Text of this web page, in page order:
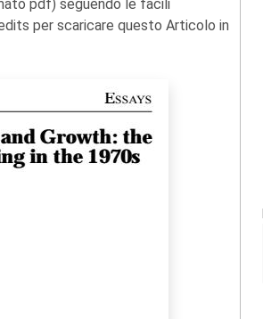
pdf) seguendo le facili
per scaricare questo Articolo in